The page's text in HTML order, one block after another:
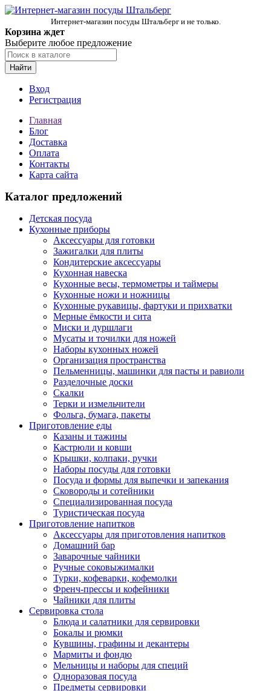
Интернет-магазин посуды Штальберг и не только.
Корзина ждет
Выберите любое предложение
Найти
Вход
Регистрация
Главная
Блог
Доставка
Оплата
Контакты
Карта сайта
Каталог предложений
Детская посуда
Кухонные приборы
Аксессуары для готовки
Зажигалки для плиты
Кондитерские аксессуары
Кухонная навеска
Кухонные весы, термометры и таймеры
Кухонные ножи и ножницы
Кухонные рукавицы, фартуки и прихватки
Мерные ёмкости и сита
Миски и дуршлаги
Мусаты и точилки для ножей
Наборы кухонных ножей
Организация пространства
Пельменницы, машинки для пасты и равиоли
Разделочные доски
Скалки
Терки и измельчители
Фольга, бумага, пакеты
Приготовление еды
Казаны и тажины
Кастрюли и ковши
Крышки, колпаки, ручки
Наборы посуды для готовки
Посуда и формы для выпечки и запекания
Сковороды и сотейники
Специализированная посуда
Туристическая посуда
Приготовление напитков
Аксессуары для приготовления напитков
Домашний бар
Заварочные чайники
Ручные соковыжималки
Турки, кофеварки, кофемолки
Френч-прессы и кофейники
Чайники для плиты
Сервировка стола
Блюда и салатники для сервировки
Бокалы и рюмки
Кувшины, графины и декантеры
Мармиты и фондю
Мельницы и наборы для специй
Одноразовая посуда
Предметы сервировки